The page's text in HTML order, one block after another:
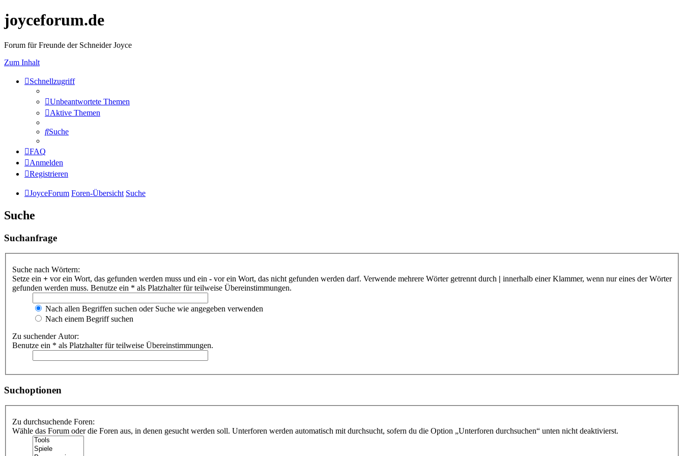
joyceforum.de
Forum für Freunde der Schneider Joyce
Zum Inhalt
Schnellzugriff
Unbeantwortete Themen
Aktive Themen
Suche
FAQ
Anmelden
Registrieren
JoyceForum Foren-Übersicht Suche
Suche
Suchanfrage
Suche nach Wörtern:
Setze ein + vor ein Wort, das gefunden werden muss und ein - vor ein Wort, das nicht gefunden werden darf. Verwende mehrere Wörter getrennt durch | innerhalb einer Klammer, wenn nur eines der Wörter
gefunden werden muss. Benutze ein * als Platzhalter für teilweise Übereinstimmungen.
Nach allen Begriffen suchen oder Suche wie angegeben verwenden
Nach einem Begriff suchen
Zu suchender Autor:
Benutze ein * als Platzhalter für teilweise Übereinstimmungen.
Suchoptionen
Zu durchsuchende Foren:
Wähle das Forum oder die Foren aus, in denen gesucht werden soll. Unterforen werden automatisch mit durchsucht, sofern du die Option „Unterforen durchsuchen“ unten nicht deaktivierst.